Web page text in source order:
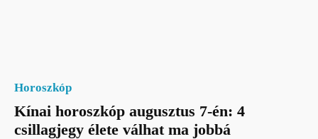
Horoszkóp
Kínai horoszkóp augusztus 7-én: 4
csillagjegy élete válhat ma jobbá